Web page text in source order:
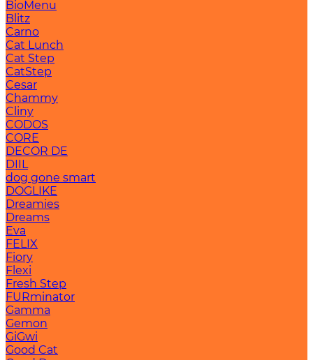
BioMenu
Blitz
Carno
Cat Lunch
Cat Step
CatStep
Cesar
Chammy
Cliny
CODOS
CORE
DECOR DE
DIIL
dog gone smart
DOGLIKE
Dreamies
Dreams
Eva
FELIX
Fiory
Flexi
Fresh Step
FURminator
Gamma
Gemon
GiGwi
Good Cat